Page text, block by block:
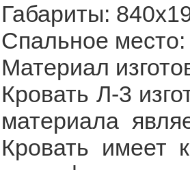
Габариты:
Спальное
Материал
Кровать Л-3
материала
Кровать имеет